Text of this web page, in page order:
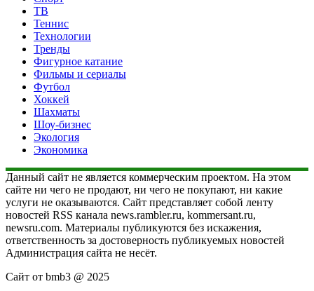
ТВ
Теннис
Технологии
Тренды
Фигурное катание
Фильмы и сериалы
Футбол
Хоккей
Шахматы
Шоу-бизнес
Экология
Экономика
Данный сайт не является коммерческим проектом. На этом
сайте ни чего не продают, ни чего не покупают, ни какие
услуги не оказываются. Сайт представляет собой ленту
новостей RSS канала news.rambler.ru, kommersant.ru,
newsru.com. Материалы публикуются без искажения,
ответственность за достоверность публикуемых новостей
Администрация сайта не несёт.
Сайт от bmb3 @ 2025